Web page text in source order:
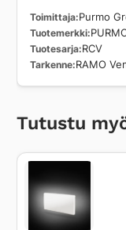
Toimittaja Purmo
Tuotemerkki
Tuotesarja RCV
Tarkenne RAMO
Tutustu